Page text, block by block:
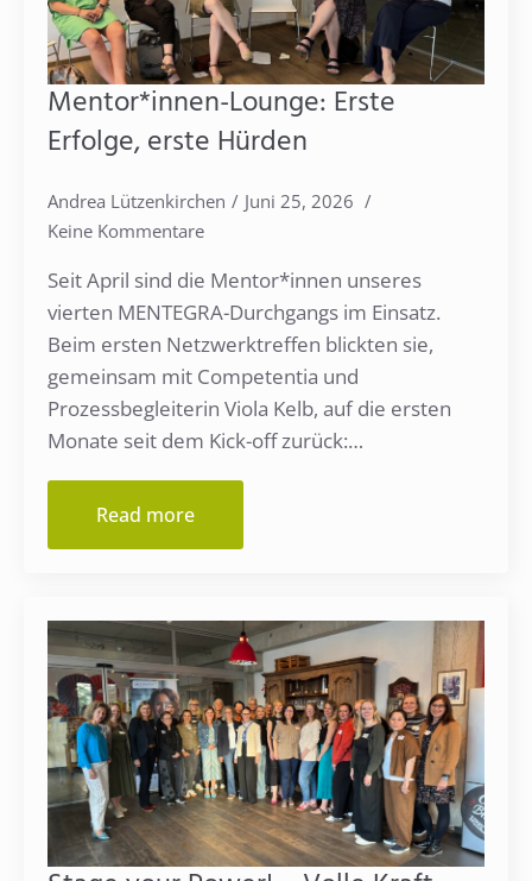
Mentor*innen-Lounge: Erste
Erfolge, erste Hürden
Andrea Lützenkirchen
Juni 25, 2026
Keine Kommentare
Seit April sind die Mentor*innen unseres
vierten MENTEGRA-Durchgangs im Einsatz.
Beim ersten Netzwerktreffen blickten sie,
gemeinsam mit Competentia und
Prozessbegleiterin Viola Kelb, auf die ersten
Monate seit dem Kick-off zurück:…
Read more